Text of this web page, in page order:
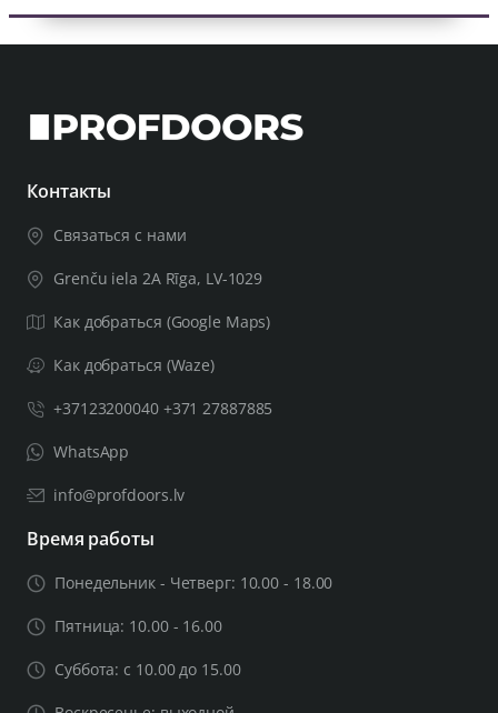
розетками толщиной 5 мм.
толщиной 5 мм;
– 2 шт. винты М4 со сквозными отверстиями;
ключ на 3 мм;
44 мм, вам понадобится более толстый комплект для
установки двери. Оставьте важную соответствующую
толщину дверного полотна. После проверки
предоставленной вами информации мы сообщим
вам, сможем ли мы укомплектовать изделие для
двери необходимой толщины.
Контакты
Связаться с нами
Grenču iela 2A Rīga, LV-1029
Как добраться (Google Maps)
Как добраться (Waze)
+37123200040 +371 27887885
WhatsApp
info@profdoors.lv
Время работы
Понедельник - Четверг: 10.00 - 18.00
Пятница: 10.00 - 16.00
Суббота: с 10.00 до 15.00